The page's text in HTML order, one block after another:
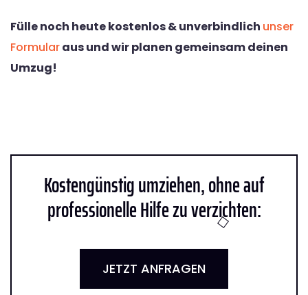
Fülle noch heute kostenlos & unverbindlich unser
Formularaus und wir planen gemeinsam deinen
Umzug!
Kostengünstig umziehen, ohne auf
professionelle Hilfe zu verzichten:
JETZT ANFRAGEN